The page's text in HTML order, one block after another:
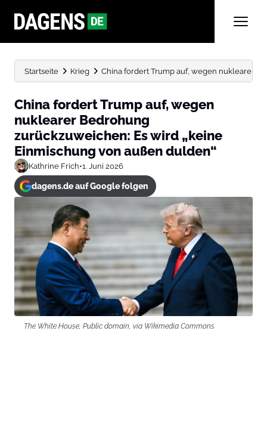
Startseite Krieg China fordert Trump auf, wegen nuklearer
China fordert Trump auf, wegen
nuklearer Bedrohung
zurückzuweichen: Es wird „keine
Einmischung von außen dulden“
Kathrine Frich•1. Juni 2026
dagens.de auf Google folgen
The White House, Public domain, via Wikimedia Commons